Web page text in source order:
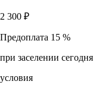
2 300 ₽
Предоплата 15 %
при заселении сегодня
условия